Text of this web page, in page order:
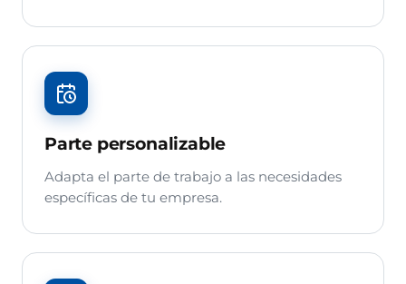
Parte personalizable
Adapta el parte de trabajo a las necesidades
específicas de tu empresa.